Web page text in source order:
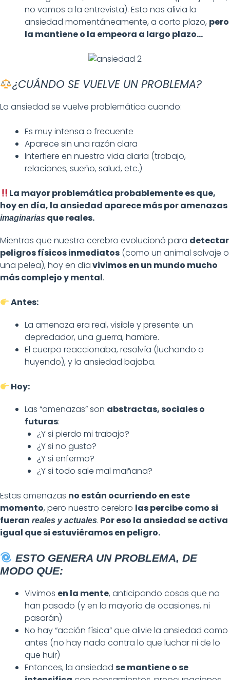
no vamos a la entrevista). Esto nos alivia la
ansiedad momentáneamente, a corto plazo, pero
la mantiene o la empeora a largo plazo…
¿CUÁNDO SE VUELVE UN PROBLEMA?
La ansiedad se vuelve problemática cuando:
Es muy intensa o frecuente
Aparece sin una razón clara
Interfiere en nuestra vida diaria (trabajo,
relaciones, sueño, salud, etc.)
La mayor problemática probablemente es que,
hoy en día, la ansiedad aparece más por amenazas
imaginarias que reales.
Mientras que nuestro cerebro evolucionó para detectar
peligros físicos inmediatos (como un animal salvaje o
una pelea), hoy en díavivimos en un mundo mucho
más complejo y mental.
Antes:
La amenaza era real, visible y presente: un
depredador, una guerra, hambre.
El cuerpo reaccionaba, resolvía (luchando o
huyendo), y la ansiedad bajaba.
Hoy:
Las “amenazas” son abstractas, sociales o
futuras:
¿Y si pierdo mi trabajo?
¿Y si no gusto?
¿Y si enfermo?
¿Y si todo sale mal mañana?
Estas amenazas no están ocurriendo en este
momento, pero nuestro cerebro las percibe como si
fueran reales y actuales. Por eso la ansiedad se activa
igual que si estuviéramos en peligro.
ESTO GENERA UN PROBLEMA, DE
MODO QUE:
Vivimos en la mente, anticipando cosas que no
han pasado (y en la mayoría de ocasiones, ni
pasarán)
No hay “acción física” que alivie la ansiedad como
antes (no hay nada contra lo que luchar ni de lo
que huir)
Entonces, la ansiedad se mantiene o se